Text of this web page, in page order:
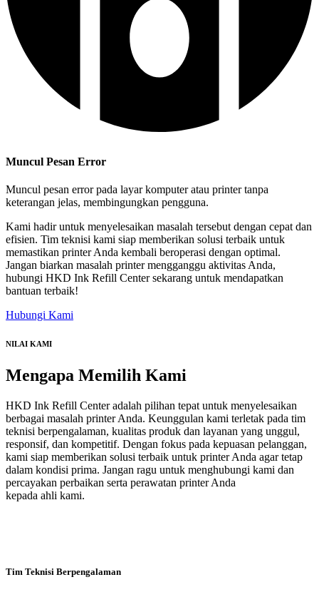
Muncul Pesan Error
Muncul pesan error pada layar komputer atau printer tanpa
keterangan jelas, membingungkan pengguna.
Kami hadir untuk menyelesaikan masalah tersebut dengan cepat dan
efisien. Tim teknisi kami siap memberikan solusi terbaik untuk
memastikan printer Anda kembali beroperasi dengan optimal.
Jangan biarkan masalah printer mengganggu aktivitas Anda,
hubungi HKD Ink Refill Center sekarang untuk mendapatkan
bantuan terbaik!
Hubungi Kami
NILAI KAMI
Mengapa Memilih Kami
HKD Ink Refill Center adalah pilihan tepat untuk menyelesaikan
berbagai masalah printer Anda. Keunggulan kami terletak pada tim
teknisi berpengalaman, kualitas produk dan layanan yang unggul,
responsif, dan kompetitif. Dengan fokus pada kepuasan pelanggan,
kami siap memberikan solusi terbaik untuk printer Anda agar tetap
dalam kondisi prima. Jangan ragu untuk menghubungi kami dan
percayakan perbaikan serta perawatan printer Anda
kepada ahli kami.
Tim Teknisi Berpengalaman